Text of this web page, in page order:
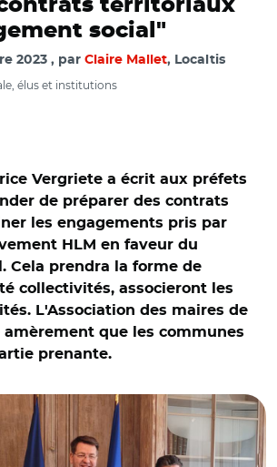
territoriaux
social"
2023 par Claire Mallet, Localtis
élus et institutions
Vergriete a écrit aux préfets
de préparer des contrats
les engagements pris par
HLM en faveur du
Cela prendra la forme de
collectivités, associeront les
L'Association des maires de
amèrement que les communes
prenante.
Patrice Vergriete entouré de
Jérôme Baloge (Intercommunalités